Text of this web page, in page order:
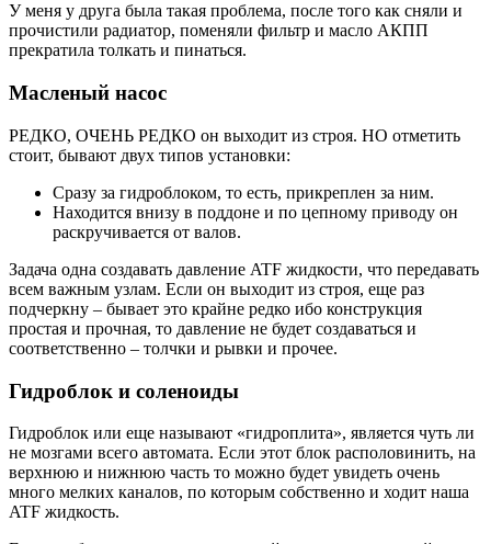
У меня у друга была такая проблема, после того как сняли и
прочистили радиатор, поменяли фильтр и масло АКПП
прекратила толкать и пинаться.
Масленый насос
РЕДКО, ОЧЕНЬ РЕДКО он выходит из строя. НО отметить
стоит, бывают двух типов установки:
Сразу за гидроблоком, то есть, прикреплен за ним.
Находится внизу в поддоне и по цепному приводу он
раскручивается от валов.
Задача одна создавать давление ATF жидкости, что передавать
всем важным узлам. Если он выходит из строя, еще раз
подчеркну – бывает это крайне редко ибо конструкция
простая и прочная, то давление не будет создаваться и
соответственно – толчки и рывки и прочее.
Гидроблок и соленоиды
Гидроблок или еще называют «гидроплита», является чуть ли
не мозгами всего автомата. Если этот блок располовинить, на
верхнюю и нижнюю часть то можно будет увидеть очень
много мелких каналов, по которым собственно и ходит наша
ATF жидкость.